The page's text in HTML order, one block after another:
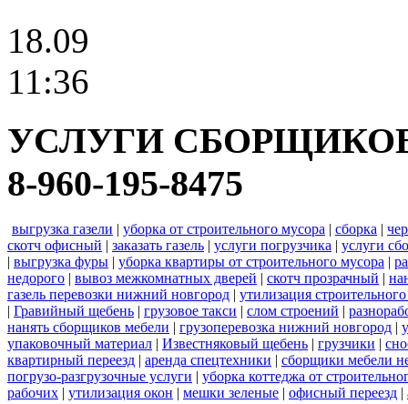
18.09
11:36
УСЛУГИ СБОРЩИКОВ
8-960-195-8475
выгрузка газели | уборка от строительного мусора | сборка |
скотч офисный | заказать газель | услуги погрузчика | услуги
| выгрузка фуры | уборка квартиры от строительного мусора |
недорого | вывоз межкомнатных дверей | скотч прозрачный |
газель перевозки нижний новгород | утилизация
| Гравийный щебень | грузовое такси | слом строений |
нанять сборщиков мебели | грузоперевозка нижний новгород |
упаковочный материал | Известняковый щебень | грузчики |
квартирный переезд | аренда спецтехники | сборщики мебели
погрузо-разгрузочные услуги | уборка коттеджа от
рабочих | утилизация окон | мешки зеленые | офисный переезд |